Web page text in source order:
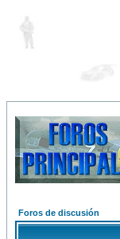
Foros de discusión